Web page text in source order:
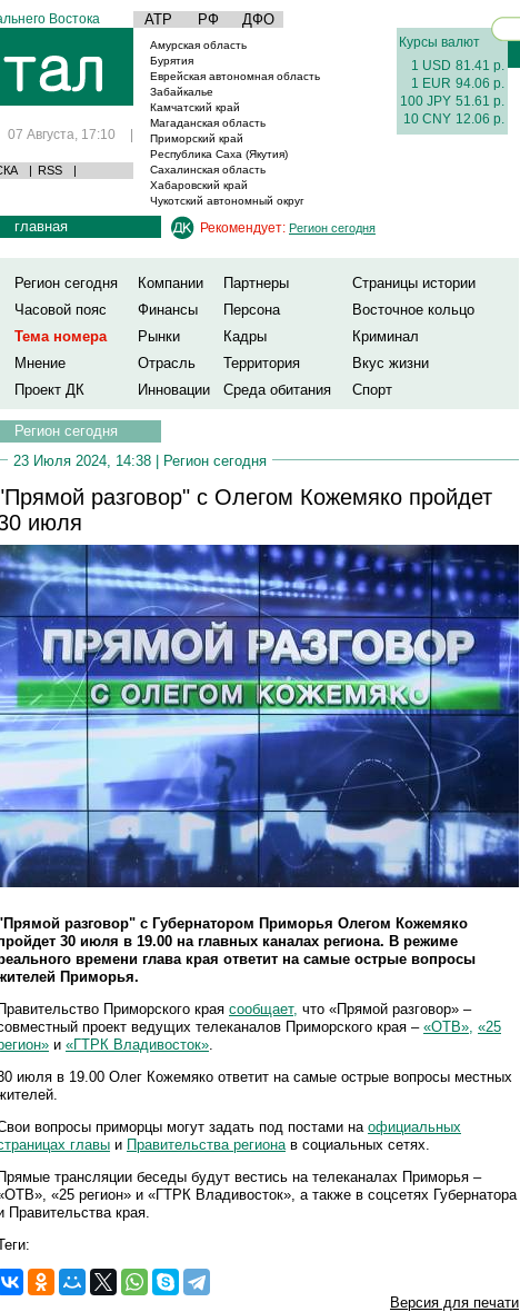
Востока АТР РФ ДФО
07 Августа, 17:10 |
| RSS |
Амурская область
Бурятия
Еврейская автономная область
Забайкалье
Камчатский край
Магаданская область
Приморский край
Республика Саха (Якутия)
Сахалинская область
Хабаровский край
Чукотский автономный округ
Курсы валют
1 USD 81.41 р.
1 EUR 94.06 р.
100 JPY 51.61 р.
10 CNY 12.06 р.
главная Рекомендует: Регион сегодня
Регион сегодня Компании Партнеры
Страницы истории
Часовой пояс
Финансы Персона
Восточное кольцо
Тема номера
Рынки Кадры
Криминал
Мнение
Отрасль Территория
Вкус жизни
Проект ДК
Инновации Среда обитания Спорт
Регион сегодня
23 Июля 2024, 14:38 | Регион сегодня
разговор" с Олегом Кожемяко пройдет
июля
разговор" с Губернатором Приморья Олегом Кожемяко
30 июля в 19.00 на главных каналах региона. В режиме
времени глава края ответит на самые острые вопросы
Приморья.
Приморского края сообщает, что «Прямой разговор» –
проект ведущих телеканалов Приморского края – «ОТВ», «25
и «ГТРК Владивосток»
июля в 19.00 Олег Кожемяко ответит на самые острые вопросы местных
вопросы приморцы могут задать под постами на официальных
главы и Правительства региона в социальных сетях.
трансляции беседы будут вестись на телеканалах Приморья –
«25 регион» и «ГТРК Владивосток», а также в соцсетях Губернатора
Правительства края.
Версия для печати